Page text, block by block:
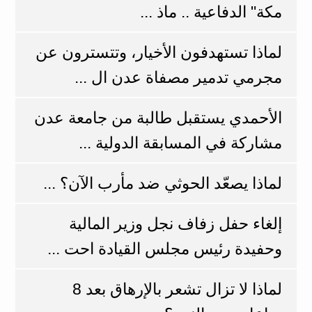
مكة" الدفاعية .. ماذ ...
لماذا تستهدفون الأخيار، وتتسترون عن
مجرمي تدمير مصفاة عدن ال ...
الأحمدي يستقبل طالبة من جامعة عدن
مشاركة في المسابقة الدولية ...
لماذا يصعّد الحوثي ضد مأرب الآن؟ ...
إلغاء حفل زفاف نجل وزير المالية
وحفيدة رئيس مجلس القيادة احت ...
لماذا لا تزال تشعر بالإرهاق بعد 8